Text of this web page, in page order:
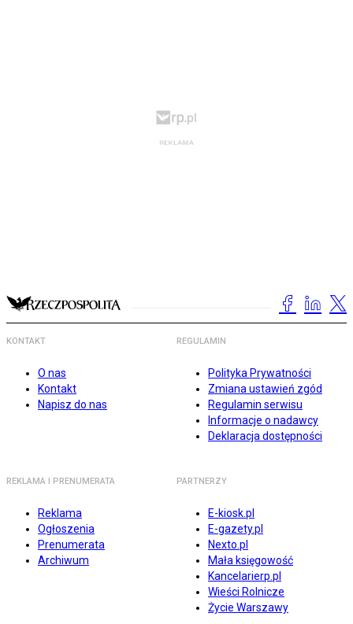
KONTAKT
O nas
Kontakt
Napisz do nas
REGULAMIN
Polityka Prywatności
Zmiana ustawień zgód
Regulamin serwisu
Informacje o nadawcy
Deklaracja dostępności
REKLAMA I PRENUMERATA
Reklama
Ogłoszenia
Prenumerata
Archiwum
PARTNERZY
E-kiosk.pl
E-gazety.pl
Nexto.pl
Mała księgowość
Kancelarierp.pl
Wieści Rolnicze
Życie Warszawy